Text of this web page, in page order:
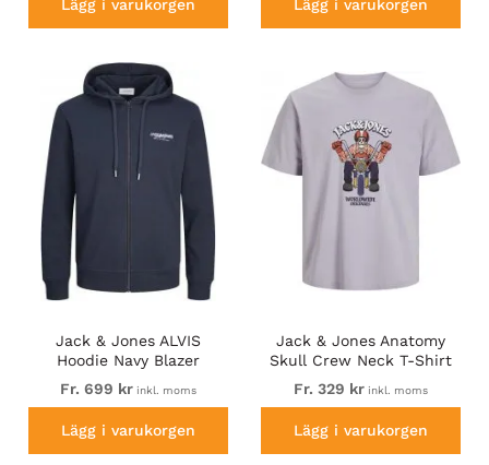
Lägg i varukorgen Lägg i varukorgen
Jack & Jones ALVIS
Hoodie Navy Blazer
Fr. 699 krinkl. moms
Lägg i varukorgen
Jack & Jones Anatomy
Skull Crew Neck T-Shirt
Violet
Fr. 329 kr inkl. moms
Lägg i varukorgen